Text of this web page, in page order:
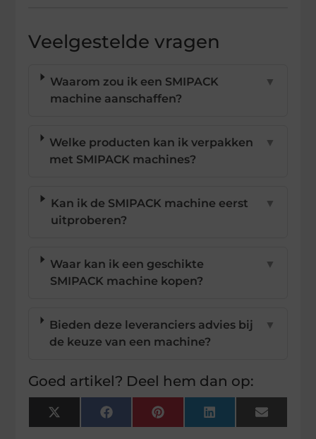
Veelgestelde vragen
Waarom zou ik een SMIPACK
machine aanschaffen?
▼
Welke producten kan ik verpakken
met SMIPACK machines?
▼
Kan ik de SMIPACK machine eerst
uitproberen?
▼
Waar kan ik een geschikte
SMIPACK machine kopen?
▼
Bieden deze leveranciers advies bij
de keuze van een machine?
▼
Goed artikel? Deel hem dan op:
X
(Twitter)
FacebookPinterestLinkedInEmail